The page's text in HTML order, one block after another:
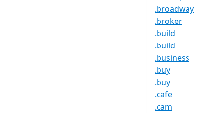
.broadway
.broker
.build
.build
.business
.buy
.buy
.cafe
.cam